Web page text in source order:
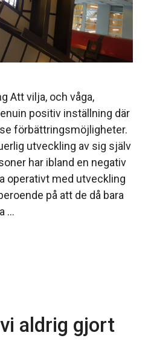
Att vilja, och våga,
positiv inställning där
förbättringsmöjligheter.
utveckling av sig själv
har ibland en negativ
operativt med utveckling
på att de då bara
…
aldrig gjort